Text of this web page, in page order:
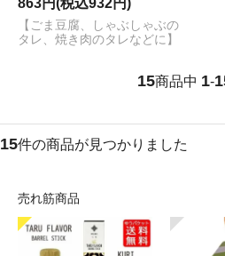
【ごま豆腐、しゃぶしゃぶの
タレ、焼き肉のタレなどに】
15商品中 1-
15件の商品が見つかりました
売れ筋商品